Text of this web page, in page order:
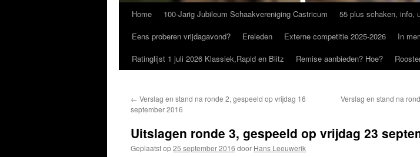
Home 100-Jarig Jubileum Schaakvereniging Castricum 55 plus schaken, info,
Eens proberen vrijdagavond?
Ereleden Externe competitie 2025-2026 In
Ratinglijst 1 juli 2026 Klassiek,Rapid en Blitz
Remise aanbieden? Hoe?
← Verslag en stand na ronde 2, gespeeld op vrijdag 16
september 2016
Verslag en stand na
Uitslagen ronde 3, gespeeld op vrijdag 23
Geplaatst op25 september 2016 door Hans Leeuwerik